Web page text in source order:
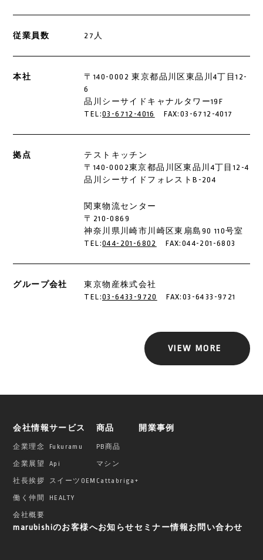
従業員数 27人
本社
〒140-0002 東京都品川区東品川4丁目12-
6
品川シーサイドキャナルタワー19F
TEL:03-6712-4016 FAX:03-6712-4017
拠点
テストキッチン
〒140-0002東京都品川区東品川4丁目12-4
品川シーサイドフォレストB-204
関東物流センター
〒210-0869
神奈川県川崎市川崎区東扇島90 110号室
TEL:044-201-6802 FAX:044-201-6803
グループ会社
東京物産株式会社
TEL:03-6433-9720 FAX:03-6433-9721
VIEW MORE
会社情報
企業理念
企業展望
社長挨拶
働く仲間
会社概要
サービス
Fukuramu
Api
スイーツOEM
HEALTY
商品
PB商品
マシン
Cattabriga+
開業事例
marubishiのお客様へお知らせセミナー情報 お問い合わせ